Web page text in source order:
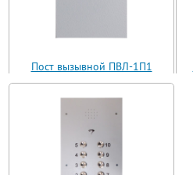
Пост вызывной ПВЛ-1П1
(ВП11-1)